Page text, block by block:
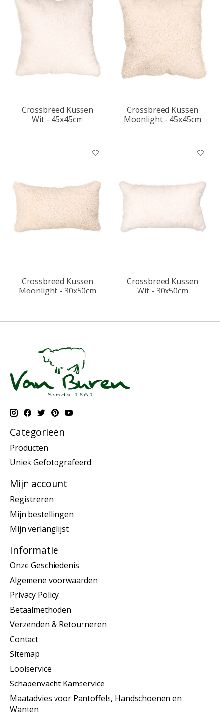
Crossbreed Kussen
Wit - 45x45cm
Crossbreed Kussen
Moonlight - 45x45cm
Crossbreed Kussen
Moonlight - 30x50cm
Crossbreed Kussen
Wit - 30x50cm
Categorieën
Producten
Uniek Gefotografeerd
Mijn account
Registreren
Mijn bestellingen
Mijn verlanglijst
Informatie
Onze Geschiedenis
Algemene voorwaarden
Privacy Policy
Betaalmethoden
Verzenden & Retourneren
Contact
Sitemap
Looiservice
Schapenvacht Kamservice
Maatadvies voor Pantoffels, Handschoenen en
Wanten